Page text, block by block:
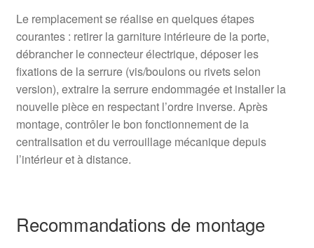
Le remplacement se réalise en quelques étapes
courantes : retirer la garniture intérieure de la porte,
débrancher le connecteur électrique, déposer les
fixations de la serrure (vis/boulons ou rivets selon
version), extraire la serrure endommagée et installer la
nouvelle pièce en respectant l’ordre inverse. Après
montage, contrôler le bon fonctionnement de la
centralisation et du verrouillage mécanique depuis
l’intérieur et à distance.
Recommandations de montage